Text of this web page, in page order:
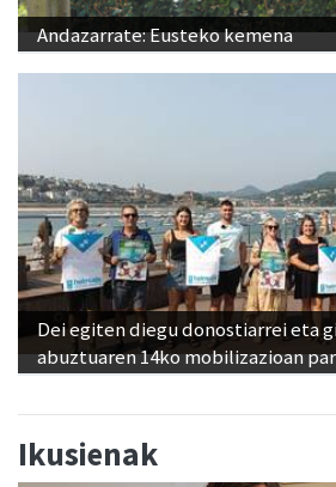
Andazarrate: Eusteko kemena
Dei egiten diegu donostiarrei eta
abuztuaren 14ko mobilizazioan
Ikusienak